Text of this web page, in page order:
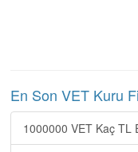
En Son VET Kuru
1000000 VET Kaç TL